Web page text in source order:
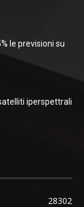
le previsioni su
iperspettrali
28302